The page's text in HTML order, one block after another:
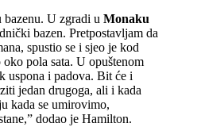
bazenu. U zgradi u Monaku
bazen. Pretpostavljam da
spustio se i sjeo je kod
pola sata. U opuštenom
uspona i padova. Bit će i
jedan drugoga, ali i kada
kada se umirovimo,
dodao je Hamilton.